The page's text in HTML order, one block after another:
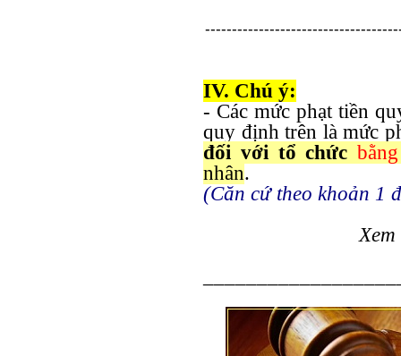
IV. Chú ý:
- Các mức phạt tiền
quy định trên là mức
đối với tổ chức
nhân.
(Căn cứ theo khoản 1